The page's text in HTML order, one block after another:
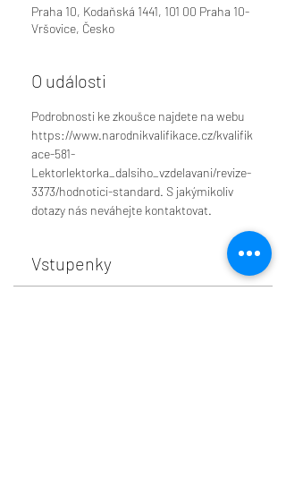
Praha 10, Kodaňská 1441, 101 00 Praha 10-
Vršovice, Česko
O události
Podrobnosti ke zkoušce najdete na webu
https://www.narodnikvalifikace.cz/kvalifik
ace-581-
Lektorlektorka_dalsiho_vzdelavani/revize-
3373/hodnotici-standard. S jakýmikoliv
dotazy nás neváhejte kontaktovat.
Vstupenky